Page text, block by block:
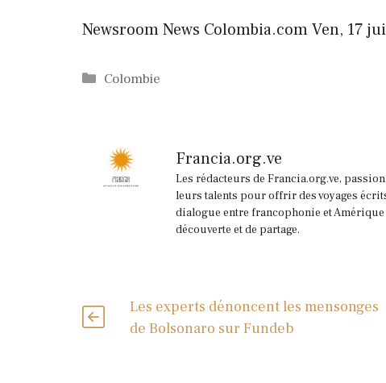
Newsroom News Colombia.comVen, 17
Catégories
Colombie
Francia.org.ve
Les rédacteurs de Francia.org.ve,
leurs talents pour offrir des voyages
dialogue entre francophonie et
découverte et de partage.
Les experts dénoncent les mensonges
de Bolsonaro sur Fundeb